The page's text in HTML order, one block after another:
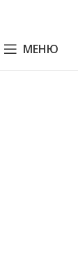
МЕНЮ